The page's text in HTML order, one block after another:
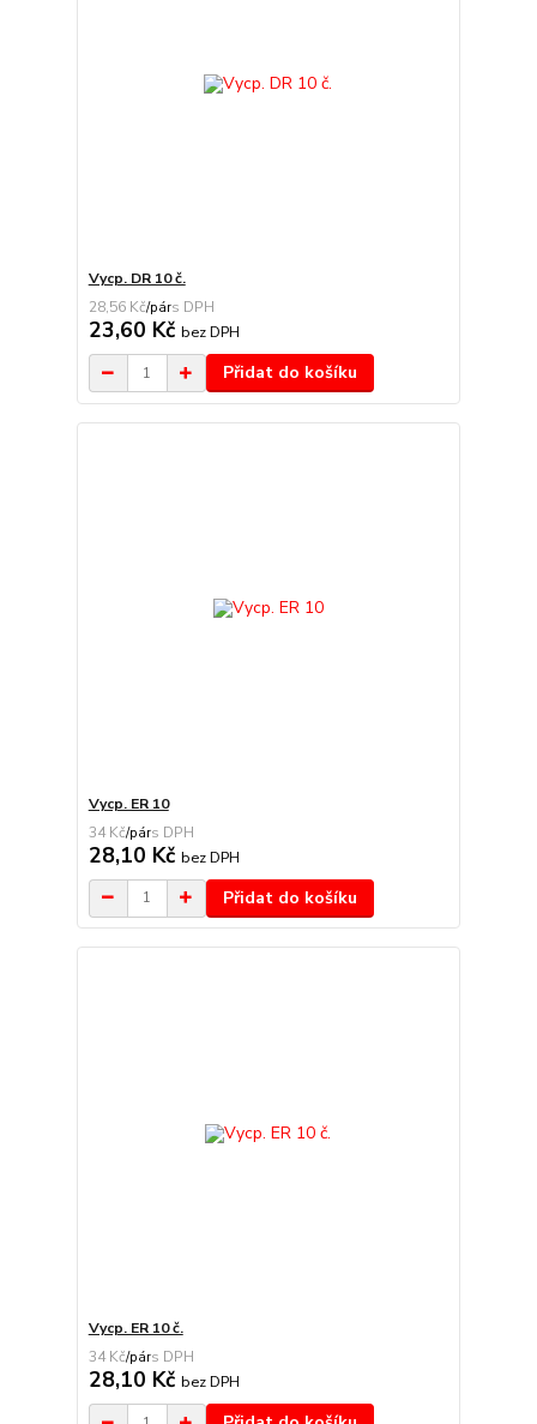
Vycp. DR 10 č.
28,56 Kč/pár
23,60 Kč bez DPH
Přidat do košíku
Vycp. ER 10
34 Kč/pár
28,10 Kč bez DPH
Přidat do košíku
Vycp. ER 10 č.
34 Kč/pár
28,10 Kč bez DPH